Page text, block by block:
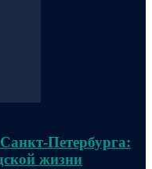
Петербурга:
жизни